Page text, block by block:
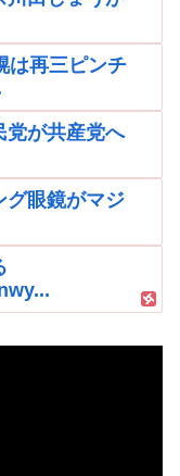
は再三ピンチ
党が共産党へ
グ眼鏡がマジ